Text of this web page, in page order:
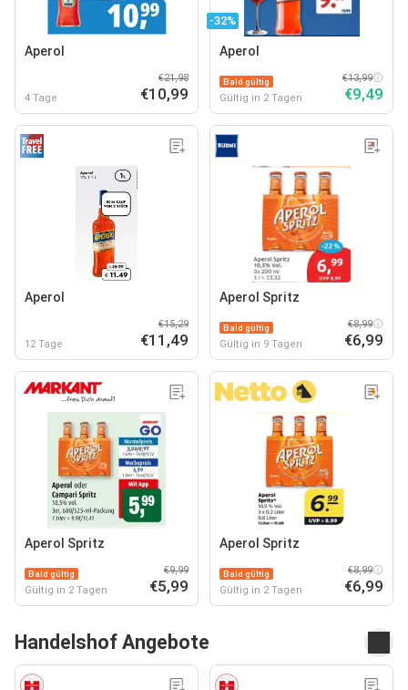
Aperol
4 Tage
€21,98
€10,99
-32%
Aperol
Bald gültig
Gültig in 2 Tagen
€13,99
€9,49
Aperol
12 Tage
€15,29
€11,49
Aperol Spritz
Bald gültig
Gültig in 9 Tagen
€8,99
€6,99
Aperol Spritz
Bald gültig
Gültig in 2 Tagen
€9,99
€5,99
Aperol Spritz
Bald gültig
Gültig in 2 Tagen
€8,99
€6,99
Handelshof Angebote